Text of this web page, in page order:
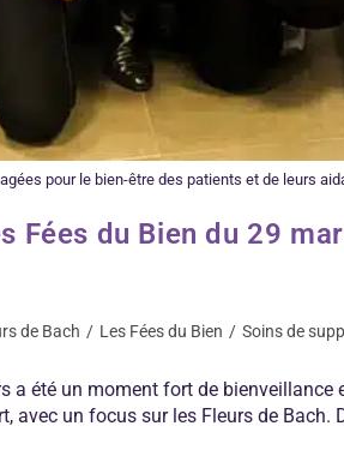
pour le bien-être des patients et de leurs
Fées du Bien du 29
de Bach / Les Fées du Bien / Soins de
a été un moment fort de bienveillance
avec un focus sur les Fleurs de Bach.